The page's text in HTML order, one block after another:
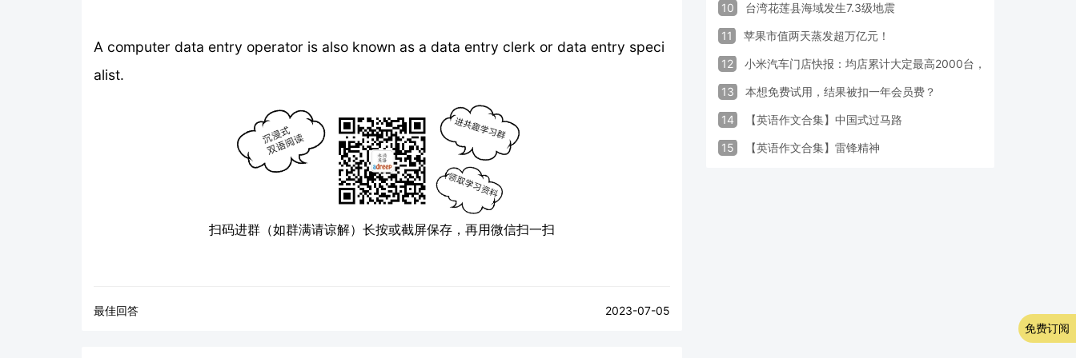
A computer data entry operator is also known as a data entry clerk or data entry speci
alist.
扫码进群（如群满请谅解） 长按或截屏保存，再用微信扫一扫
最佳回答 2023-07-05
10 台湾花莲县海域发生7.3级地震
11 苹果市值两天蒸发超万亿元！
12 小米汽车门店快报：均店累计大定最高2000台，锁单率最高达
13 本想免费试用，结果被扣一年会员费？
14 【英语作文合集】中国式过马路
15 【英语作文合集】雷锋精神
免费订阅